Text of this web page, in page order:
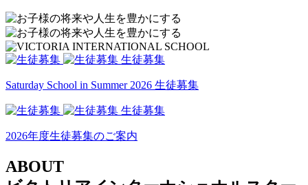
生徒募集
Saturday School in Summer 2026 生徒募集
生徒募集
2026年度生徒募集のご案内
ABOUT